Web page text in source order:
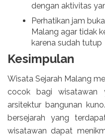
dengan aktivitas
Perhatikan jam
Malang agar tidak
karena sudah tutup
Kesimpulan
Wisata Sejarah Malang
cocok bagi wisatawan
arsitektur bangunan
bersejarah yang
wisatawan dapat